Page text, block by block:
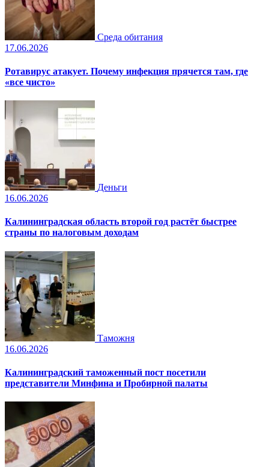
Среда обитания
17.06.2026
Ротавирус атакует. Почему инфекция прячется там, где
«все чисто»
Деньги
16.06.2026
Калининградская область второй год растёт быстрее
страны по налоговым доходам
Таможня
16.06.2026
Калининградский таможенный пост посетили
представители Минфина и Пробирной палаты